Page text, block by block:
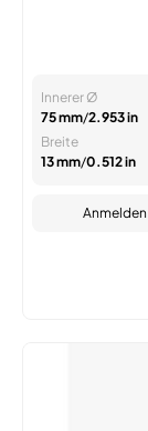
Innerer Ø
75 mm/2.953 in
Breite
13 mm/0.512 in
Anmelden